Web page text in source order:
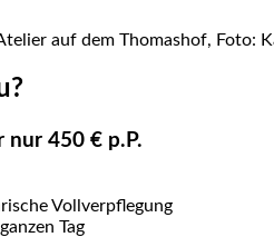
auf dem Thomashof, Foto:
nur 450 € p.P.
Vollverpflegung
Tag